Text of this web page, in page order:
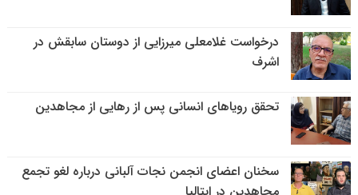
درخواست غلامعلی میرزایی از دوستان سابقش در
اشرف
تحقق رویاهای انسانی پس از رهایی از مجاهدین
سخنان اعضای انجمن نجات آلبانی درباره لغو تجمع